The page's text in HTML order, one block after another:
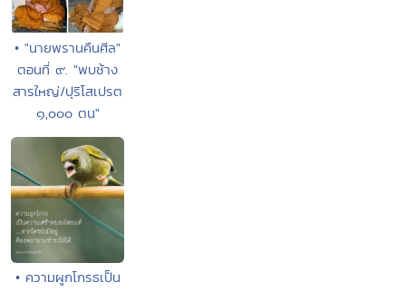
• "นายพรานคืนศีล"
ตอนที่ ๙. "พบช้าง
สารใหญ่/ปุริโสเปรต
๑,๐๐๐ ตน"
• ความผูกโกรธเป็น